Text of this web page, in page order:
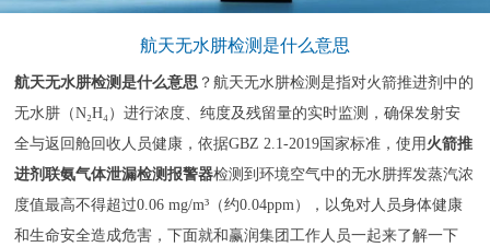
关于我们
服务优势
联系我们
航天无水肼检测是什么意思
航天无水肼检测是什么意思 ？航天无水肼检测是指对火箭推进剂中的
无水肼（N₂H₄）进行浓度、纯度及残留量的实时监测，确保发射安
全与返回舱回收人员健康，依据GBZ 2.1-2019国家标准，使用 火箭推
进剂联氨气体泄漏检测报警器检测到环境空气中的无水肼挥发蒸汽浓
度值最高不得超过0.06 mg/m³（约0.04ppm），以免对人员身体健康
和生命安全造成危害，下面就和赢润集团工作人员一起来了解一下